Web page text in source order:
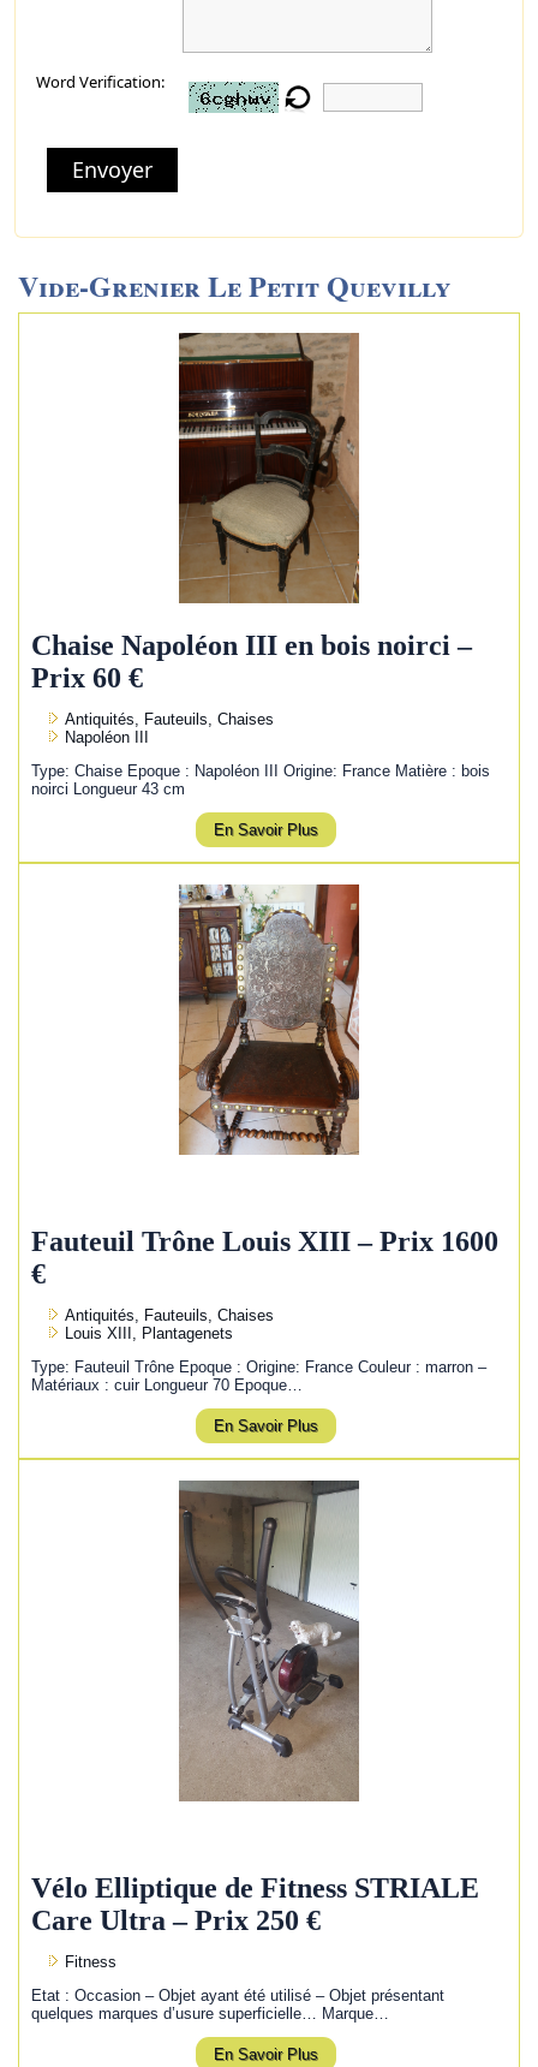
Word Verification:
Envoyer
Vide-Grenier Le Petit Quevilly
Chaise Napoléon III en bois noirci –
Prix 60 €
Antiquités, Fauteuils, Chaises
Napoléon III
Type: Chaise Epoque : Napoléon III Origine: France Matière : bois
noirci Longueur 43 cm
En Savoir Plus
Fauteuil Trône Louis XIII – Prix 1600
€
Antiquités, Fauteuils, Chaises
Louis XIII, Plantagenets
Type: Fauteuil Trône Epoque : Origine: France Couleur : marron –
Matériaux : cuir Longueur 70 Epoque…
En Savoir Plus
Vélo Elliptique de Fitness STRIALE
Care Ultra – Prix 250 €
Fitness
Etat : Occasion – Objet ayant été utilisé – Objet présentant
quelques marques d’usure superficielle… Marque…
En Savoir Plus